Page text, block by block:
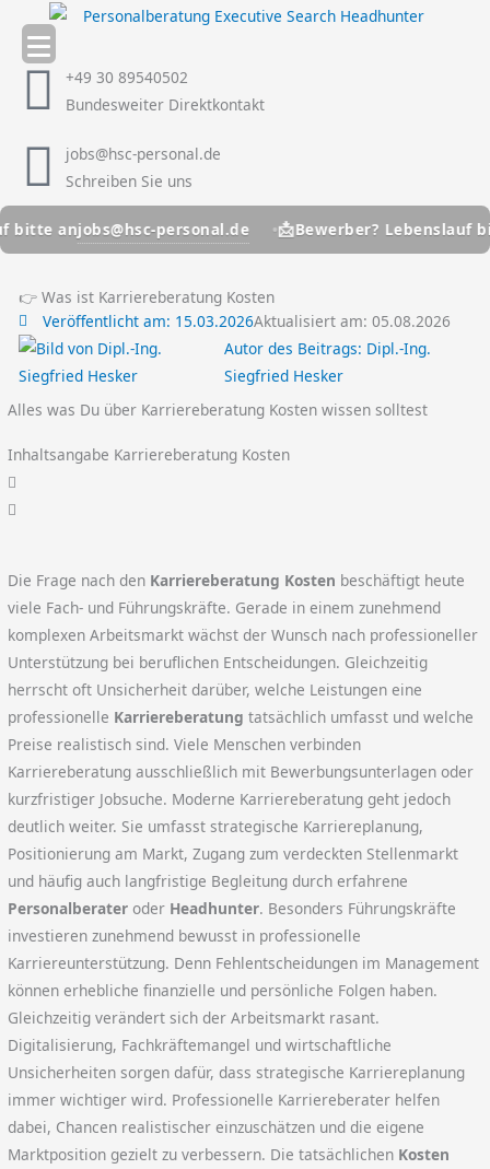
Inhalt
springen +49 30 89540502
Bundesweiter Direktkontakt
jobs@hsc-personal.de
Schreiben Sie uns
jobs@hsc-personal.de 📩Bewerber? Lebenslauf bitte an
👉 Was ist Karriereberatung Kosten
Veröffentlicht am: 15.03.2026Aktualisiert am: 05.08.2026
Autor des Beitrags: Dipl.-Ing.
Siegfried Hesker
Alles was Du über Karriereberatung Kosten wissen solltest
Inhaltsangabe Karriereberatung Kosten
Die Frage nach den Karriereberatung Kosten beschäftigt heute
viele Fach- und Führungskräfte. Gerade in einem zunehmend
komplexen Arbeitsmarkt wächst der Wunsch nach professioneller
Unterstützung bei beruflichen Entscheidungen. Gleichzeitig
herrscht oft Unsicherheit darüber, welche Leistungen eine
professionelle Karriereberatung tatsächlich umfasst und welche
Preise realistisch sind. Viele Menschen verbinden
Karriereberatung ausschließlich mit Bewerbungsunterlagen oder
kurzfristiger Jobsuche. Moderne Karriereberatung geht jedoch
deutlich weiter. Sie umfasst strategische Karriereplanung,
Positionierung am Markt, Zugang zum verdeckten Stellenmarkt
und häufig auch langfristige Begleitung durch erfahrene
Personalberater oder Headhunter. Besonders Führungskräfte
investieren zunehmend bewusst in professionelle
Karriereunterstützung. Denn Fehlentscheidungen im Management
können erhebliche finanzielle und persönliche Folgen haben.
Gleichzeitig verändert sich der Arbeitsmarkt rasant.
Digitalisierung, Fachkräftemangel und wirtschaftliche
Unsicherheiten sorgen dafür, dass strategische Karriereplanung
immer wichtiger wird. Professionelle Karriereberater helfen
dabei, Chancen realistischer einzuschätzen und die eigene
Marktposition gezielt zu verbessern. Die tatsächlichen Kosten